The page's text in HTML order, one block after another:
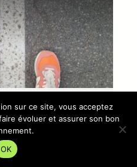
présentiel au sein d’un
un temps limité ?
d’imaginer une ligne
de laquelle les
positionner en fonction
sur ce site, vous acceptez
évoluer et assurer son bon
OK